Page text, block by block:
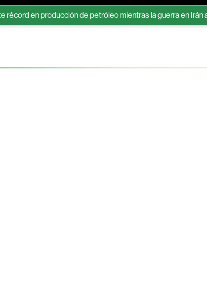
en producción de petróleo mientras la guerra en Irán altera